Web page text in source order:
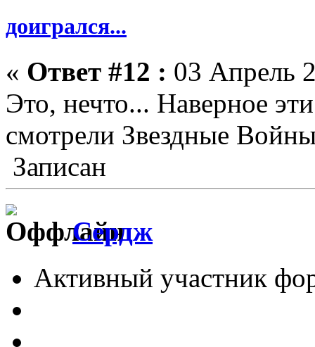
доигрался...
« Ответ #12 : 03 Апрель
Это, нечто... Наверное
смотрели Звездные
Записан
Сердж
Активный участник